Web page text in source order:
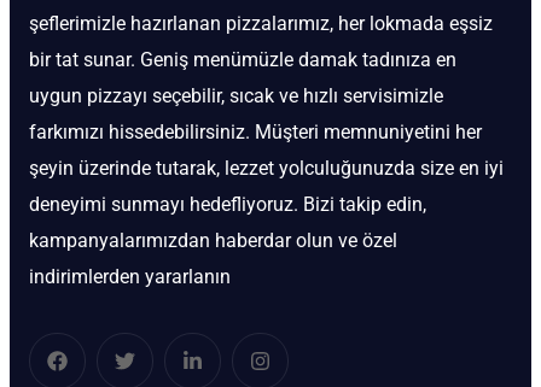
şeflerimizle hazırlanan pizzalarımız, her lokmada eşsiz
bir tat sunar. Geniş menümüzle damak tadınıza en
uygun pizzayı seçebilir, sıcak ve hızlı servisimizle
farkımızı hissedebilirsiniz. Müşteri memnuniyetini her
şeyin üzerinde tutarak, lezzet yolculuğunuzda size en iyi
deneyimi sunmayı hedefliyoruz. Bizi takip edin,
kampanyalarımızdan haberdar olun ve özel
indirimlerden yararlanın